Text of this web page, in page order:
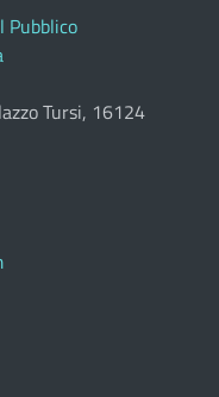
Pubblico
Tursi, 16124